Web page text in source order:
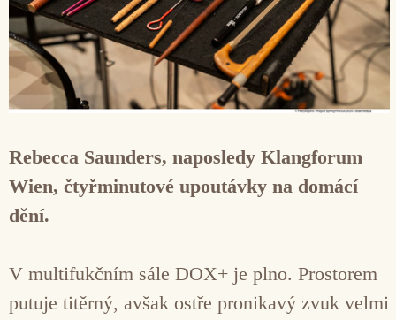
Rebecca Saunders, naposledy Klangforum
Wien, čtyřminutové upoutávky na domácí
dění.
V multifukčním sále DOX+ je plno. Prostorem
putuje titěrný, avšak ostře pronikavý zvuk velmi